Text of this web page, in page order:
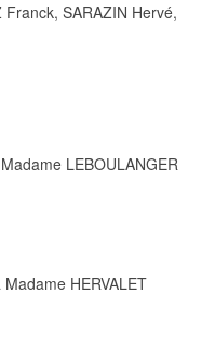
Franck, SARAZIN Hervé,
LEBOULANGER
Madame HERVALET